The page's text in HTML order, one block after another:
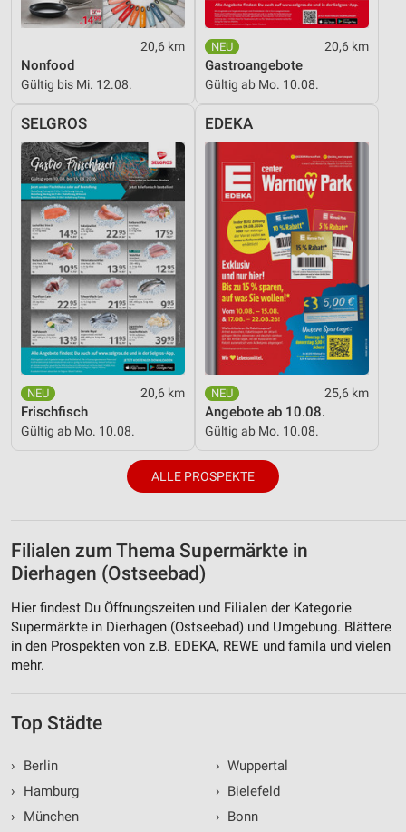
20,6 km
Nonfood
Gültig bis Mi. 12.08.
20,6 km
Gastroangebote
Gültig ab Mo. 10.08.
SELGROS
20,6 km
Frischfisch
Gültig ab Mo. 10.08.
EDEKA
25,6 km
Angebote ab 10.08.
Gültig ab Mo. 10.08.
ALLE PROSPEKTE
Filialen zum Thema Supermärkte in
Dierhagen (Ostseebad)
Hier findest Du Öffnungszeiten und Filialen der Kategorie
Supermärkte in Dierhagen (Ostseebad) und Umgebung. Blättere
in den Prospekten von z.B. EDEKA, REWE und famila und vielen
mehr.
Top Städte
›
Berlin
›
Hamburg
›
München
› Wuppertal
› Bielefeld
› Bonn